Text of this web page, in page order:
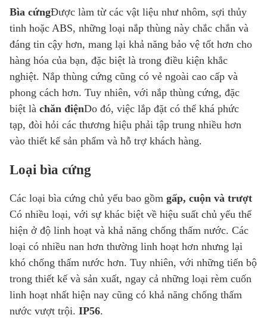
Bìa cứngĐược làm từ các vật liệu như nhôm, sợi thủy
tinh hoặc ABS, những loại nắp thùng này chắc chắn và
đáng tin cậy hơn, mang lại khả năng bảo vệ tốt hơn cho
hàng hóa của bạn, đặc biệt là trong điều kiện khắc
nghiệt. Nắp thùng cứng cũng có vẻ ngoài cao cấp và
phong cách hơn. Tuy nhiên, với nắp thùng cứng, đặc
biệt là chăn điệnDo đó, việc lắp đặt có thể khá phức
tạp, đòi hỏi các thương hiệu phải tập trung nhiều hơn
vào thiết kế sản phẩm và hỗ trợ khách hàng.
Loại bìa cứng
Các loại bìa cứng chủ yếu bao gồm gấp, cuộn và trượt
Có nhiều loại, với sự khác biệt về hiệu suất chủ yếu thể
hiện ở độ linh hoạt và khả năng chống thấm nước. Các
loại có nhiều nan hơn thường linh hoạt hơn nhưng lại
khó chống thấm nước hơn. Tuy nhiên, với những tiến bộ
trong thiết kế và sản xuất, ngay cả những loại rèm cuốn
linh hoạt nhất hiện nay cũng có khả năng chống thấm
nước vượt trội. IP56.